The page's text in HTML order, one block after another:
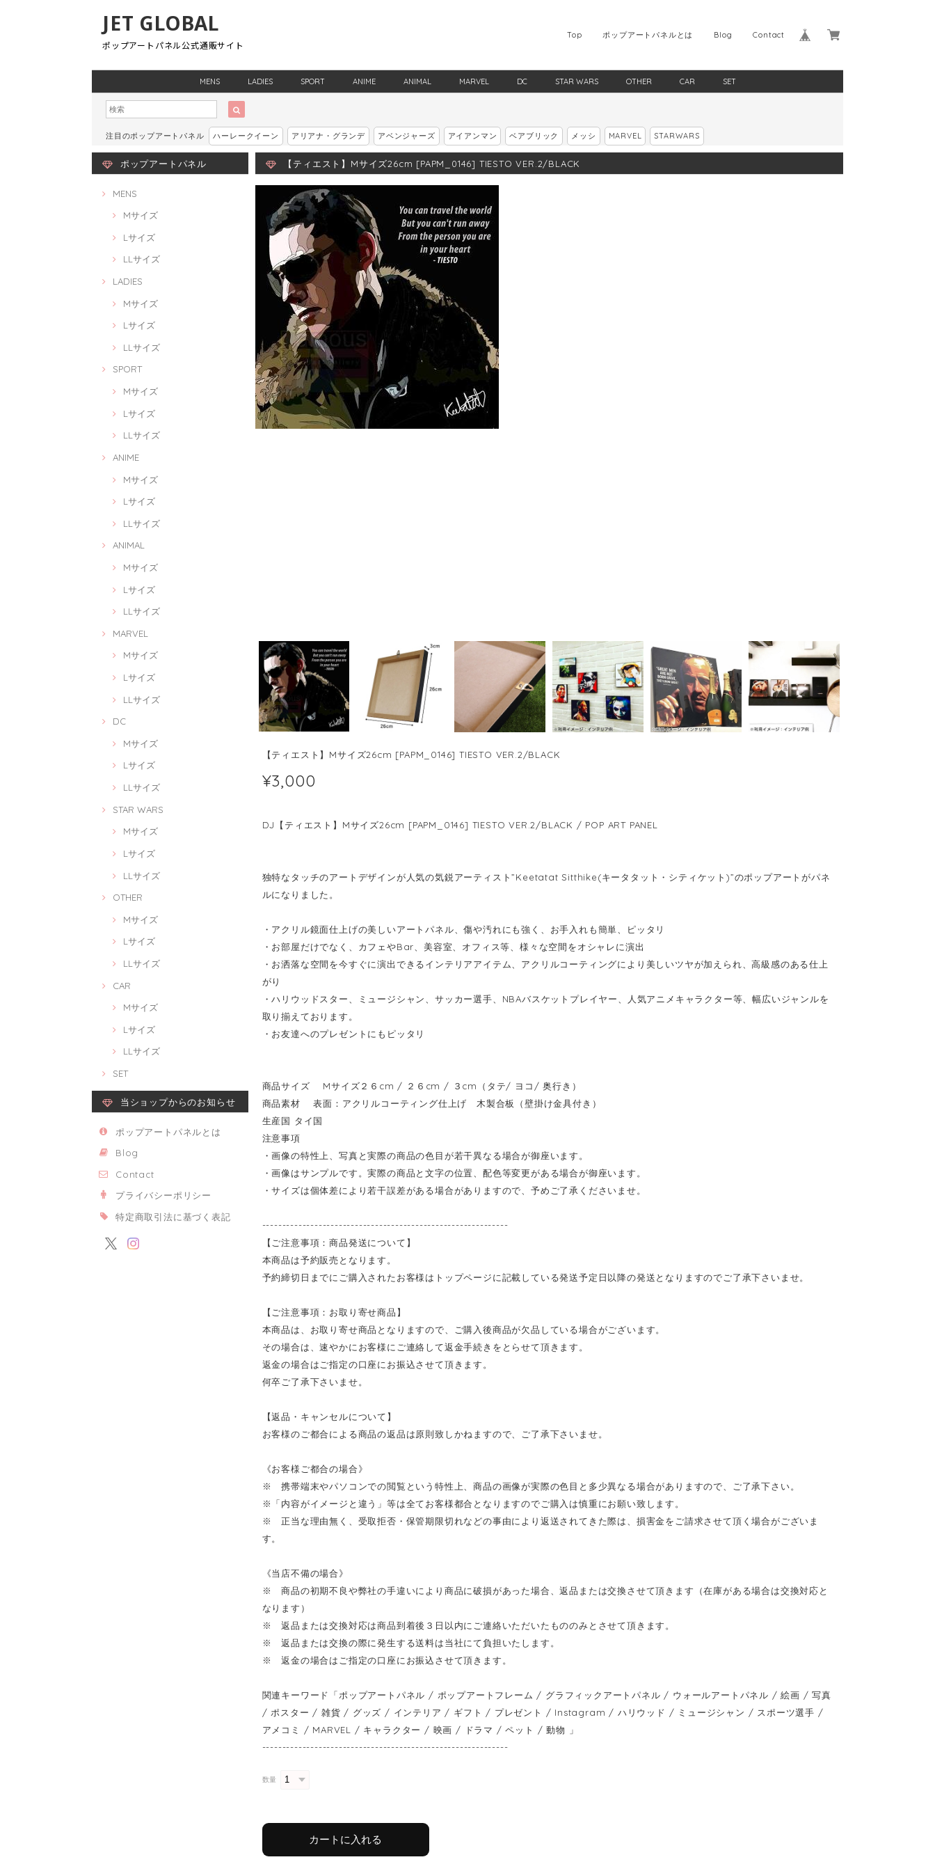
JET GLOBAL
ポップアートパネル公式通販サイト
Contact
Blog
ポップアートパネルとは
Top
MENS LADIES SPORT ANIME ANIMAL MARVEL DC STAR WARS OTHER CAR SET
注目のポップアートパネル ハーレークイーン アリアナ・グランデ アベンジャーズ アイアンマン ベアブリック メッシ MARVEL STARWARS
ポップアートパネル
MENS
Mサイズ
Lサイズ
LLサイズ
LADIES
Mサイズ
Lサイズ
LLサイズ
SPORT
Mサイズ
Lサイズ
LLサイズ
ANIME
Mサイズ
Lサイズ
LLサイズ
ANIMAL
Mサイズ
Lサイズ
LLサイズ
MARVEL
Mサイズ
Lサイズ
LLサイズ
DC
Mサイズ
Lサイズ
LLサイズ
STAR WARS
Mサイズ
Lサイズ
LLサイズ
OTHER
Mサイズ
Lサイズ
LLサイズ
CAR
Mサイズ
Lサイズ
LLサイズ
SET
当ショップからのお知らせ
ポップアートパネルとは
Blog
Contact
プライバシーポリシー
特定商取引法に基づく表記
【ティエスト】Mサイズ26cm [PAPM_0146] TIESTO VER.2/BLACK
【ティエスト】Mサイズ26cm [PAPM_0146] TIESTO VER.2/BLACK
¥3,000
DJ【ティエスト】Mサイズ26cm [PAPM_0146] TIESTO VER.2/BLACK / POP ART PANEL
独特なタッチのアートデザインが人気の気鋭アーティスト”Keetatat Sitthike(キータタット・シティケット)”のポップアートがパネ
ルになりました。
・アクリル鏡面仕上げの美しいアートパネル、傷や汚れにも強く、お手入れも簡単、ピッタリ
・お部屋だけでなく、カフェやBar、美容室、オフィス等、様々な空間をオシャレに演出
・お洒落な空間を今すぐに演出できるインテリアアイテム、アクリルコーティングにより美しいツヤが加えられ、高級感のある仕上
がり
・ハリウッドスター、ミュージシャン、サッカー選手、NBAバスケットプレイヤー、人気アニメキャラクター等、幅広いジャンルを
取り揃えております。
・お友達へのプレゼントにもピッタリ
商品サイズ Mサイズ２６cm / ２６cm / ３cm（タテ/ ヨコ/ 奥行き）
商品素材 表面：アクリルコーティング仕上げ 木製合板（壁掛け金具付き）
生産国 タイ国
注意事項
・画像の特性上、写真と実際の商品の色目が若干異なる場合が御座います。
・画像はサンプルです。実際の商品と文字の位置、配色等変更がある場合が御座います。
・サイズは個体差により若干誤差がある場合がありますので、予めご了承くださいませ。
-------------------------------------------------------------
【ご注意事項：商品発送について】
本商品は予約販売となります。
予約締切日までにご購入されたお客様はトップページに記載している発送予定日以降の発送となりますのでご了承下さいませ。
【ご注意事項：お取り寄せ商品】
本商品は、お取り寄せ商品となりますので、ご購入後商品が欠品している場合がございます。
その場合は、速やかにお客様にご連絡して返金手続きをとらせて頂きます。
返金の場合はご指定の口座にお振込させて頂きます。
何卒ご了承下さいませ。
【返品・キャンセルについて】
お客様のご都合による商品の返品は原則致しかねますので、ご了承下さいませ。
《お客様ご都合の場合》
※ 携帯端末やパソコンでの閲覧という特性上、商品の画像が実際の色目と多少異なる場合がありますので、ご了承下さい。
※「内容がイメージと違う」等は全てお客様都合となりますのでご購入は慎重にお願い致します。
※ 正当な理由無く、受取拒否・保管期限切れなどの事由により返送されてきた際は、損害金をご請求させて頂く場合がございま
す。
《当店不備の場合》
※ 商品の初期不良や弊社の手違いにより商品に破損があった場合、返品または交換させて頂きます（在庫がある場合は交換対応と
なります）
※ 返品または交換対応は商品到着後３日以内にご連絡いただいたもののみとさせて頂きます。
※ 返品または交換の際に発生する送料は当社にて負担いたします。
※ 返金の場合はご指定の口座にお振込させて頂きます。
関連キーワード「ポップアートパネル / ポップアートフレーム / グラフィックアートパネル / ウォールアートパネル / 絵画 / 写真
/ ポスター / 雑貨 / グッズ / インテリア / ギフト / プレゼント / Instagram / ハリウッド / ミュージシャン / スポーツ選手 /
アメコミ / MARVEL / キャラクター / 映画 / ドラマ / ペット / 動物 」
-------------------------------------------------------------
数量
カートに入れる